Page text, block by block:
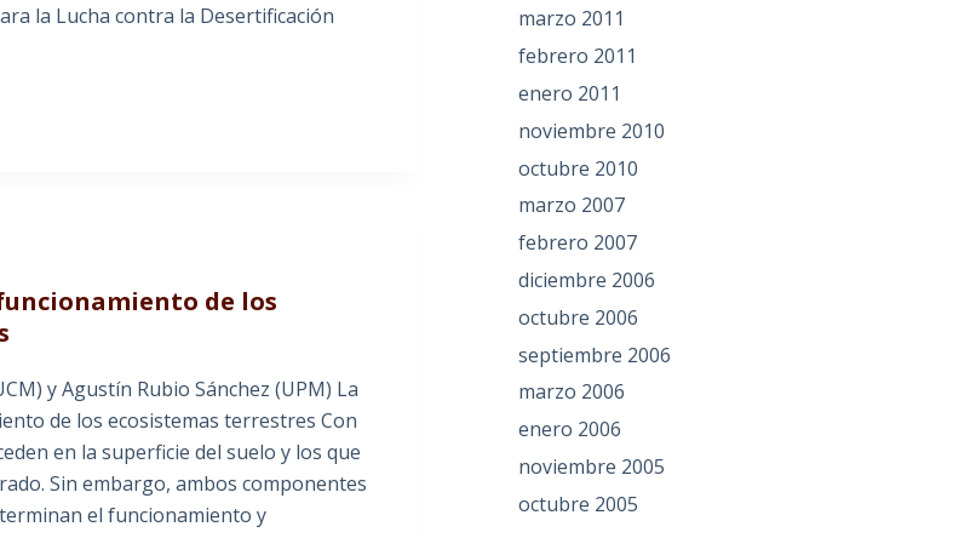
la Lucha contra la Desertificación
de los
y Agustín Rubio Sánchez (UPM) La
de los ecosistemas terrestres Con
en la superficie del suelo y los que
Sin embargo, ambos componentes
el funcionamiento y
marzo 2011
febrero 2011
enero 2011
noviembre 2010
octubre 2010
marzo 2007
febrero 2007
diciembre 2006
octubre 2006
septiembre 2006
marzo 2006
enero 2006
noviembre 2005
octubre 2005